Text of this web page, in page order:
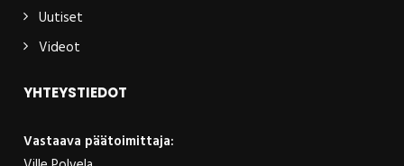
Uutiset
Videot
YHTEYSTIEDOT
Vastaava päätoimittaja: